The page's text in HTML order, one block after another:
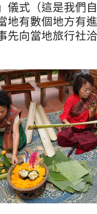
儀式（這是我們
地有數個地方有
先向當地旅行社